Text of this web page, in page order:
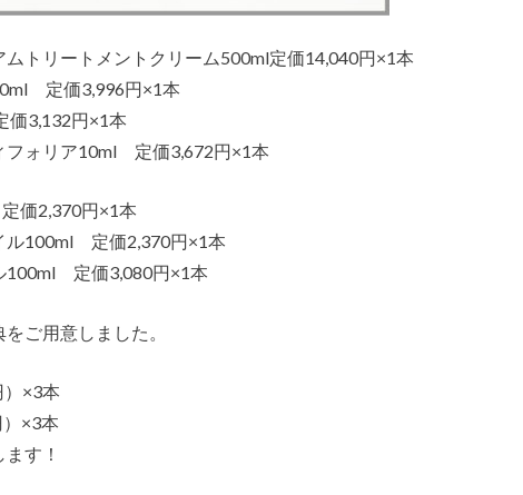
トリートメントクリーム500ml定価14,040円×1本
定価3,996円×1本
3,132円×1本
フォリア10ml 定価3,672円×1本
価2,370円×1本
ル100ml 定価2,370円×1本
100ml 定価3,080円×1本
ご用意しました。
×3本
×3本
す！